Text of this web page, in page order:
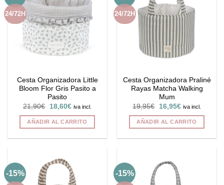
Las
opciones
se
pueden
elegir
página
de
producto
24/72H
Cesta Organizadora Little
Bloom Flor Gris Pasito a
Pasito
21,90€
El
original
era:
18,60€El
actual
es:
iva incl.
AÑADIR AL CARRITO
24/72H
Cesta Organizadora Praliné
Rayas Matcha Walking
Mum
19,95€
El
original
era:
16,95€El
actual
es:
iva incl.
AÑADIR AL CARRITO
-15% -15%